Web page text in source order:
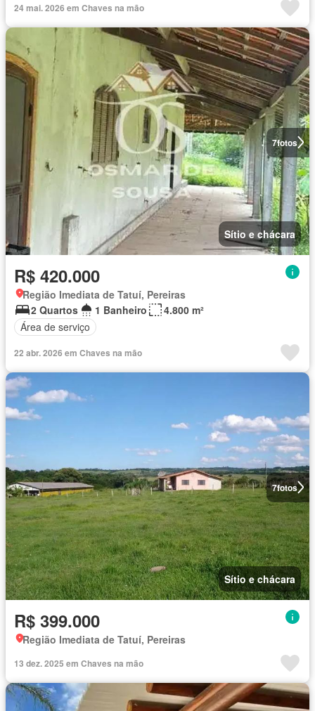
24 mai. 2026 em Chaves na mão
7fotos
Sítio e chácara
R$ 420.000
Região Imediata de Tatuí, Pereiras
2 Quartos
1 Banheiro
4.800 m²
Área de serviço
22 abr. 2026 em Chaves na mão
7fotos
Sítio e chácara
R$ 399.000
Região Imediata de Tatuí, Pereiras
13 dez. 2025 em Chaves na mão